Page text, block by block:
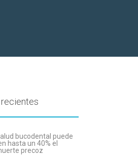
recientes
bucodental puede
hasta un 40% el
precoz